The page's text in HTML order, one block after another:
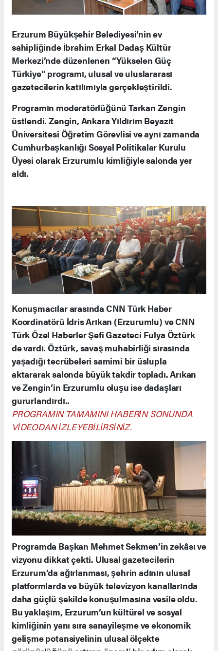
Erzurum Büyükşehir Belediyesi’nin ev
sahipliğinde İbrahim Erkal Dadaş Kültür
Merkezi’nde düzenlenen “Yükselen Güç
Türkiye” programı, ulusal ve uluslararası
gazetecilerin katılımıyla gerçekleştirildi.
Programın moderatörlüğünü Tarkan Zengin
üstlendi. Zengin, Ankara Yıldırım Beyazıt
Üniversitesi Öğretim Görevlisi ve aynı zamanda
Cumhurbaşkanlığı Sosyal Politikalar Kurulu
Üyesi olarak Erzurumlu kimliğiyle salonda yer
aldı.
Konuşmacılar arasında CNN Türk Haber
Koordinatörü İdris Arıkan (Erzurumlu) ve CNN
Türk Özel Haberler Şefi Gazeteci Fulya Öztürk
de vardı. Öztürk, savaş muhabirliği sırasında
yaşadığı tecrübeleri samimi bir üslupla
aktararak salonda büyük takdir topladı. Arıkan
ve Zengin’in Erzurumlu oluşu ise dadaşları
gururlandırdı..
PROGRAMIN TAMAMINI HABERİN SONUNDA
VİDEODAN İZLEYEBİLİRSİNİZ.
Programda Başkan Mehmet Sekmen’in zekâsı ve
vizyonu dikkat çekti. Ulusal gazetecilerin
Erzurum’da ağırlanması, şehrin adının ulusal
platformlarda ve büyük televizyon kanallarında
daha güçlü şekilde konuşulmasına vesile oldu.
Bu yaklaşım, Erzurum’un kültürel ve sosyal
kimliğinin yanı sıra sanayileşme ve ekonomik
gelişme potansiyelinin ulusal ölçekte